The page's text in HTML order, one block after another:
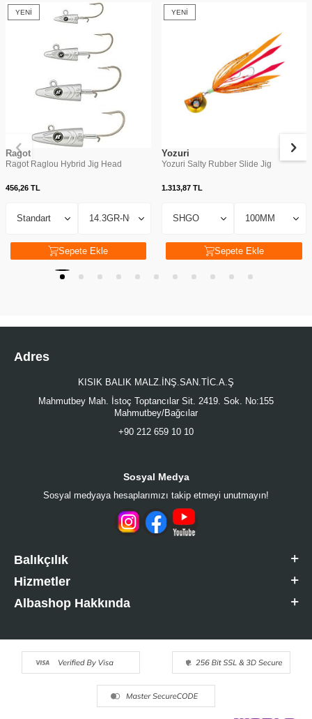
YENI
Ragot
Ragot Raglou Hybrid Jig Head
456,26 TL
Sepete Ekle
YENI
Yozuri
Yozuri Salty Rubber Slide Jig
1.313,87TL
Sepete Ekle
Adres
KISIK BALIK MALZ.İNŞ.SAN.TİC.A.Ş
Mahmutbey Mah. İstoç Toptancılar Sit. 2419. Sok. No:155
Mahmutbey/Bağcılar
+90 212 659 10 10
Sosyal Medya
Sosyal medyaya hesaplarımızı takip etmeyi unutmayın!
Balıkçılık
Hizmetler
Albashop Hakkında